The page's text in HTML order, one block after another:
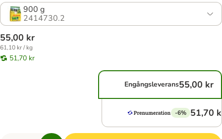
900 g
2414730.2
55,00 kr
61,10 kr / kg
51,70 kr
Engångsleverans55,00 kr
-6% 51,70